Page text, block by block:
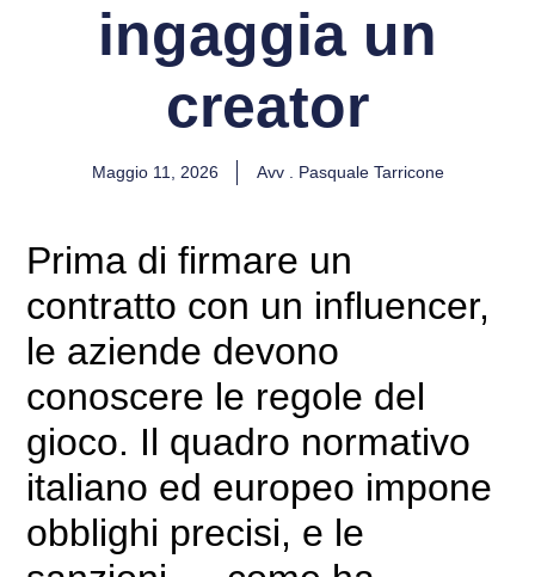
ingaggia un
creator
Maggio 11, 2026 Avv . Pasquale Tarricone
Prima di firmare un
contratto con un influencer,
le aziende devono
conoscere le regole del
gioco. Il quadro normativo
italiano ed europeo impone
obblighi precisi, e le